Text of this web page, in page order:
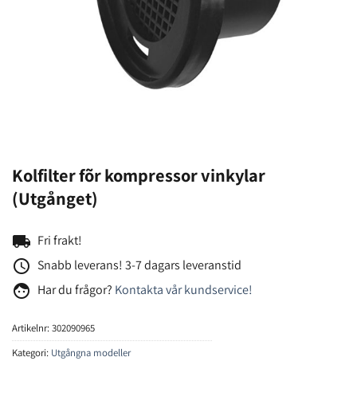
Kolfilter fõr kompressor vinkylar
(Utgånget)
local_shipping Fri frakt!
access_time Snabb leverans! 3-7 dagars leveranstid
face Har du frågor? Kontakta vår kundservice!
Artikelnr:302090965
Kategori: Utgångna modeller